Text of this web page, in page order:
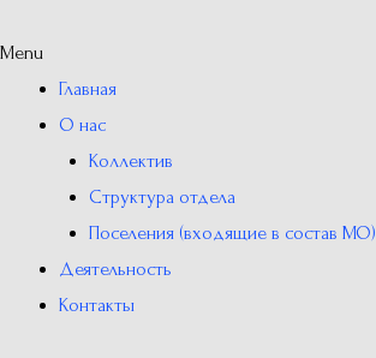
Menu
Главная
О нас
Коллектив
Структура отдела
Поселения (входящие в состав МО)
Деятельность
Контакты